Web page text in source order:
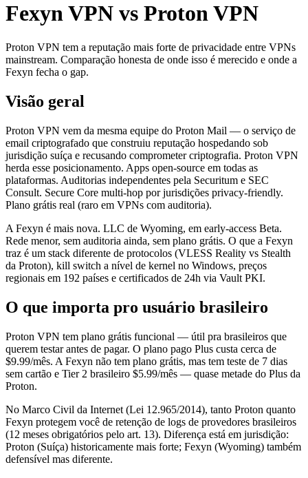
Fexyn VPN vs Proton VPN
Proton VPN tem a reputação mais forte de privacidade entre VPNs
mainstream. Comparação honesta de onde isso é merecido e onde a
Fexyn fecha o gap.
Visão geral
Proton VPN vem da mesma equipe do Proton Mail — o serviço de
email criptografado que construiu reputação hospedando sob
jurisdição suíça e recusando comprometer criptografia. Proton VPN
herda esse posicionamento. Apps open-source em todas as
plataformas. Auditorias independentes pela Securitum e SEC
Consult. Secure Core multi-hop por jurisdições privacy-friendly.
Plano grátis real (raro em VPNs com auditoria).
A Fexyn é mais nova. LLC de Wyoming, em early-access Beta.
Rede menor, sem auditoria ainda, sem plano grátis. O que a Fexyn
traz é um stack diferente de protocolos (VLESS Reality vs Stealth
da Proton), kill switch a nível de kernel no Windows, preços
regionais em 192 países e certificados de 24h via Vault PKI.
O que importa pro usuário brasileiro
Proton VPN tem plano grátis funcional — útil pra brasileiros que
querem testar antes de pagar. O plano pago Plus custa cerca de
$9.99/mês. A Fexyn não tem plano grátis, mas tem teste de 7 dias
sem cartão e Tier 2 brasileiro $5.99/mês — quase metade do Plus da
Proton.
No Marco Civil da Internet (Lei 12.965/2014), tanto Proton quanto
Fexyn protegem você de retenção de logs de provedores brasileiros
(12 meses obrigatórios pelo art. 13). Diferença está em jurisdição:
Proton (Suíça) historicamente mais forte; Fexyn (Wyoming) também
defensível mas diferente.